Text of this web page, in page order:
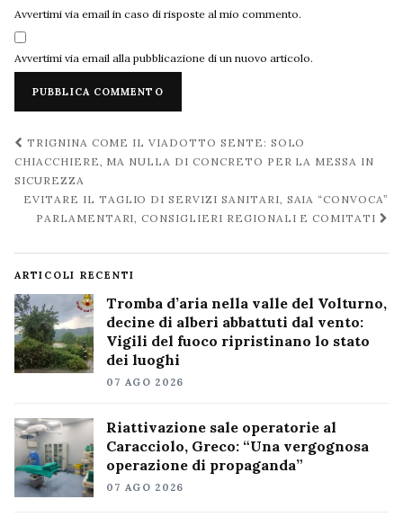
Avvertimi via email in caso di risposte al mio commento.
Avvertimi via email alla pubblicazione di un nuovo articolo.
Navigazione
post
TRIGNINA COME IL VIADOTTO SENTE: SOLO
CHIACCHIERE, MA NULLA DI CONCRETO PER LA MESSA IN
SICUREZZA
EVITARE IL TAGLIO DI SERVIZI SANITARI, SAIA “CONVOCA”
PARLAMENTARI, CONSIGLIERI REGIONALI E COMITATI
ARTICOLI RECENTI
Tromba d’aria nella valle del Volturno,
decine di alberi abbattuti dal vento:
Vigili del fuoco ripristinano lo stato
dei luoghi
07 AGO 2026
Riattivazione sale operatorie al
Caracciolo, Greco: “Una vergognosa
operazione di propaganda”
07 AGO 2026